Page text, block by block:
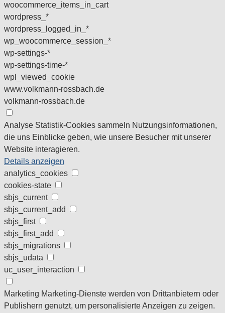
woocommerce_items_in_cart
wordpress_*
wordpress_logged_in_*
wp_woocommerce_session_*
wp-settings-*
wp-settings-time-*
wpl_viewed_cookie
www.volkmann-rossbach.de
volkmann-rossbach.de
Analyse Statistik-Cookies sammeln Nutzungsinformationen,
die uns Einblicke geben, wie unsere Besucher mit unserer
Website interagieren.
Details anzeigen
analytics_cookies
cookies-state
sbjs_current
sbjs_current_add
sbjs_first
sbjs_first_add
sbjs_migrations
sbjs_udata
uc_user_interaction
Marketing Marketing-Dienste werden von Drittanbietern oder
Publishern genutzt, um personalisierte Anzeigen zu zeigen.